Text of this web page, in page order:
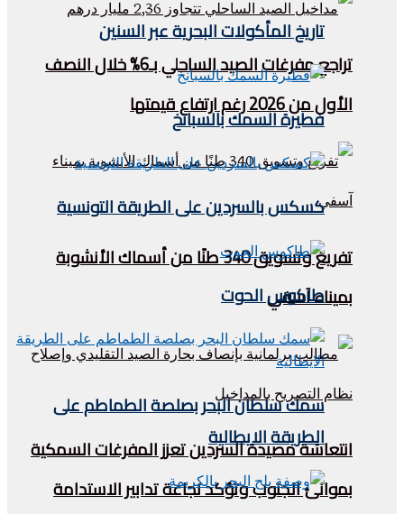
تراجع مفرغات الصيد الساحلي بـ6% خلال النصف
الأول من 2026 رغم ارتفاع قيمتها
تفريغ وتسويق 340 طنًا من أسماك الأنشوبة
بميناء آسفي
انتعاشة مصيدة السردين تعزز المفرغات السمكية
بموانئ الجنوب وتؤكد نجاعة تدابير الاستدامة
تاريخ المأكولات البحرية عبر السنين
فطيرة السمك بالسبانخ
كسكس بالسردين على الطريقة التونسية
طاكوس الحوت
سمك سلطان البحر بصلصة الطماطم على
الطريقة الايطالية